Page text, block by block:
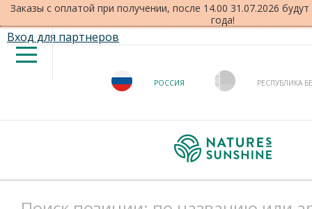
Заказы с оплатой при получении, после 14.00 31.07.2026
года!
Вход для партнеров
РОССИЯ РЕСПУБЛИКА